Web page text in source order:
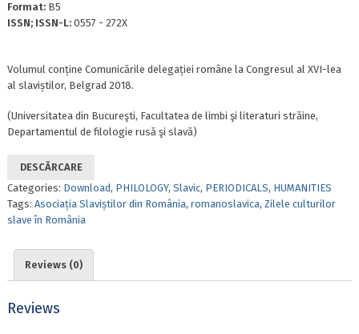
Format: B5
ISSN; ISSN-L: 0557 - 272X
Volumul conține Comunicările delegației române la Congresul al XVI-lea
al slaviștilor, Belgrad 2018.
(Universitatea din Bucureşti, Facultatea de limbi şi literaturi străine,
Departamentul de filologie rusă şi slavă)
DESCĂRCARE
Categories: Download, PHILOLOGY, Slavic, PERIODICALS, HUMANITIES
Tags: Asociația Slaviștilor din România, romanoslavica, Zilele culturilor
slave în România
Reviews (0)
Reviews